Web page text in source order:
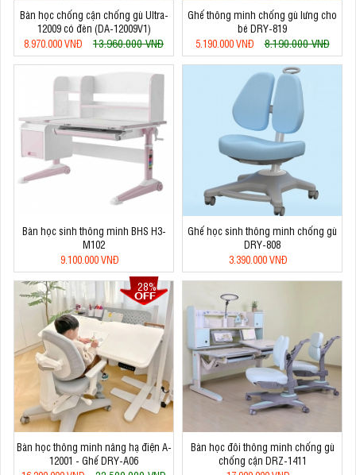
Bàn học chống cận chống gù Ultra-
12009 có đèn (DA-12009V1)
8.970.000 VNĐ
13.960.000 VNĐ
Ghế thông minh chống gù lưng cho
bé DRY-819
5.190.000 VNĐ
8.190.000 VNĐ
Bàn học sinh thông minh BHS H3-
M102
9.100.000 VNĐ
Ghế học sinh thông minh chống gù
DRY-808
3.390.000 VNĐ
28%
Bàn học thông minh nâng hạ điện A-
12001 - Ghế DRY-A06
Bàn học đôi thông minh chống gù
chống cận DRZ-1411